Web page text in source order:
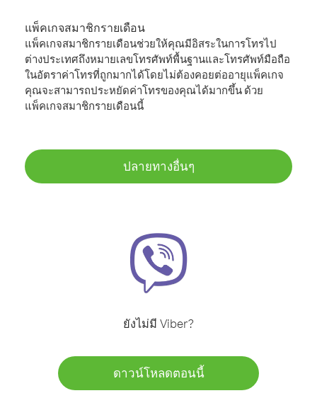
แพ็คเกจสมาชิกรายเดือน
แพ็คเกจสมาชิกรายเดือนช่วยให้คุณมีอิสระในการโทรไป
ต่างประเทศถึงหมายเลขโทรศัพท์พื้นฐานและโทรศัพท์มือถือ
ในอัตราค่าโทรที่ถูกมากได้โดยไม่ต้องคอยต่ออายุแพ็คเกจ
คุณจะสามารถประหยัดค่าโทรของคุณได้มากขึ้น ด้วย
แพ็คเกจสมาชิกรายเดือนนี้
ปลายทางอื่นๆ
ยังไม่มี Viber?
ดาวน์โหลดตอนนี้